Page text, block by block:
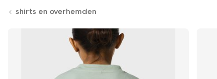
shirts en overhemden